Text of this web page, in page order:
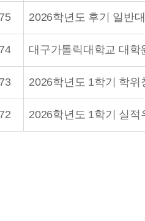
2026학년도 후기 일반
대구가톨릭대학교 대학
2026학년도 1학기 학위
2026학년도 1학기 실적